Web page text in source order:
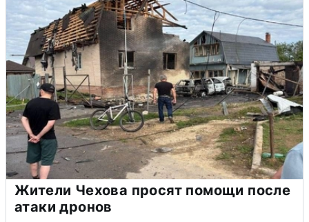
Жители Чехова просят помощи после
атаки дронов